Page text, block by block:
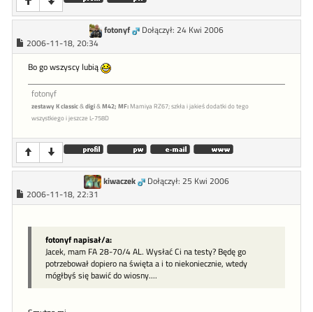
fotonyf
Dołączył: 24 Kwi 2006
2006-11-18, 20:34
Bo go wszyscy lubią
fotonyf
zestawy K classic&digi&M42; MF:Mamiya RZ67; szkła i jakieś dodatki do tego
wszystkiego i jeszcze L-758D
kiwaczek
Dołączył: 25 Kwi 2006
2006-11-18, 22:31
fotonyf napisał/a:
Jacek, mam FA 28-70/4 AL. Wysłać Ci na testy? Będę go
potrzebował dopiero na święta a i to niekoniecznie, wtedy
mógłbyś się bawić do wiosny....